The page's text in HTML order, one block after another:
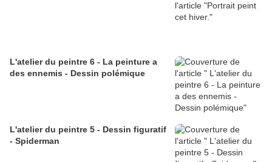
L'atelier du peintre 6 - La peinture a
des ennemis - Dessin polémique
L'atelier du peintre 5 - Dessin figuratif
- Spiderman